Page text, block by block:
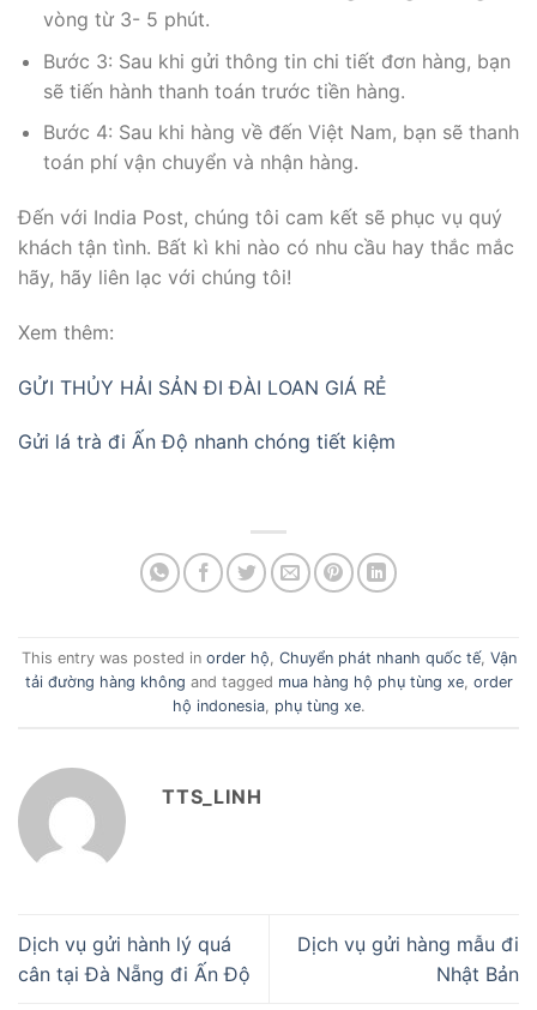
vòng từ 3- 5 phút.
Bước 3: Sau khi gửi thông tin chi tiết đơn hàng, bạn
sẽ tiến hành thanh toán trước tiền hàng.
Bước 4: Sau khi hàng về đến Việt Nam, bạn sẽ thanh
toán phí vận chuyển và nhận hàng.
Đến với India Post, chúng tôi cam kết sẽ phục vụ quý
khách tận tình. Bất kì khi nào có nhu cầu hay thắc mắc
hãy, hãy liên lạc với chúng tôi!
Xem thêm:
GỬI THỦY HẢI SẢN ĐI ĐÀI LOAN GIÁ RẺ
Gửi lá trà đi Ấn Độ nhanh chóng tiết kiệm
This entry was posted in order hộ Chuyển phát nhanh quốc tế, Vận
tải đường hàng không and tagged mua hàng hộ phụ tùng xe, order
hộ indonesia, phụ tùng xe.
TTS_LINH
Dịch vụ gửi hành lý quá
cân tại Đà Nẵng đi Ấn Độ
Dịch vụ gửi hàng mẫu đi
Nhật Bản